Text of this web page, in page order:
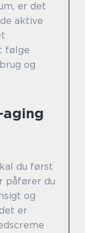
er det
aktive
følge
og
du først
påfører du
og
er